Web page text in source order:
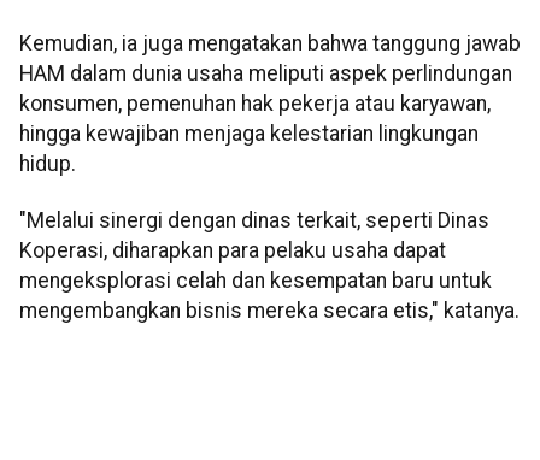
Kemudian, ia juga mengatakan bahwa tanggung jawab
HAM dalam dunia usaha meliputi aspek perlindungan
konsumen, pemenuhan hak pekerja atau karyawan,
hingga kewajiban menjaga kelestarian lingkungan
hidup.
"Melalui sinergi dengan dinas terkait, seperti Dinas
Koperasi, diharapkan para pelaku usaha dapat
mengeksplorasi celah dan kesempatan baru untuk
mengembangkan bisnis mereka secara etis," katanya.